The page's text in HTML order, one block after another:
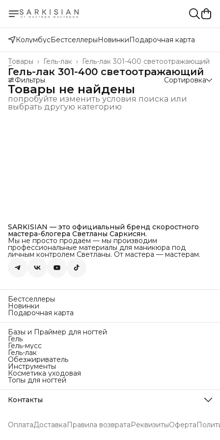
КолумбусБестселлерыНовинкиПодарочная карта
Гель-лак 301-400 светоотражающий
Гель-лак ›
Товары ›
Главная ›
Гель-лак 301-400 светоотражающий
Фильтры Сортировка
Товары не найдены
попробуйте изменить условия поиска или
выбрать другую категорию
SARKISIAN — это официальный бренд скоростного
мастера-блогера Светланы Саркисян.
Мы не просто продаём — мы производим
профессиональные материалы для маникюра под
личным контролем Светланы. От мастера — мастерам.
Бестселлеры
Новинки
Подарочная карта
Базы и Праймер для ногтей
Гель
Гель-мусс
Гель-лак
Обезжириватель
Инструменты
Косметика уходовая
Топы для ногтей
Контакты
Эл. почта
info@sarkisianbrand.ru
ОплатаДоставкаПравила возвратаРеквизитыОферта